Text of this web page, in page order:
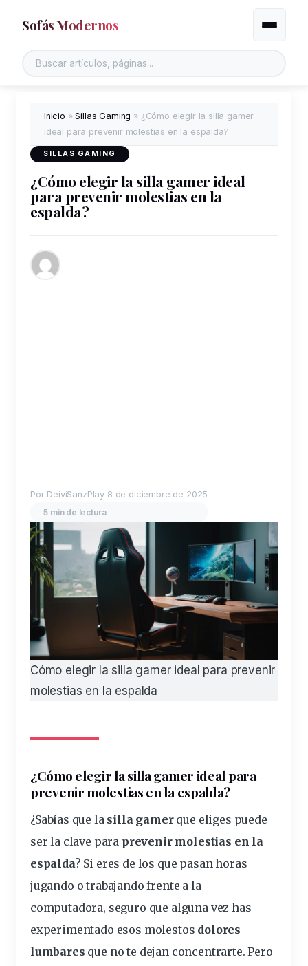
Sofás Modernos Alternar
Inicio »Sillas Gaming » ¿Cómo elegir la silla gamer
ideal para prevenir molestias en la espalda?
SILLAS GAMING
¿Cómo elegir la silla gamer ideal
para prevenir molestias en la
espalda?
Por DeiviSanzPlay 8 de diciembre de 2025
5 min de lectura
Cómo elegir la silla gamer ideal para prevenir
molestias en la espalda
¿Cómoelegirlasillagameridealpara
prevenirmolestiasen laespalda?
¿Sabías que la silla gamerque eliges puede
ser la clave para prevenir molestias en la
espalda? Si eres de los que pasanhoras
jugando o trabajando frente a la
computadora, seguro que alguna vez has
experimentado esos molestos dolores
lumbares que no te dejan concentrarte. Pero